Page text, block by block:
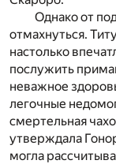
Однако от
отмахнуться.
настолько
послужить
неважное
легочные
смертельная
утверждала
могла